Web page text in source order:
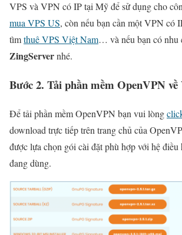
VPS và VPN có IP tại Mỹ để sử dụng cho
mua VPS US, còn nếu bạn cần một VPN có
tìmthuê VPS Việt Nam… và nếu bạn có nhu
ZingServernhé.
Bước 2. Tải phần mềm OpenVPN về
Để tải phần mềm OpenVPN bạn vui lòng
download trực tiếp trên trang chủ của
được lựa chọn gói cài đặt phù hợp với hệ điều
đang dùng.